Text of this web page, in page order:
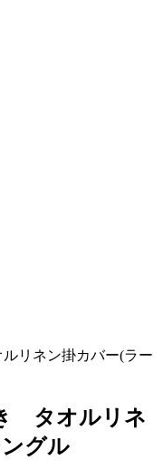
リネン掛カバー(ラー
タオルリネ
グル